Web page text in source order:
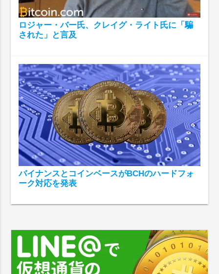
ロジャー・バー氏、クレイグ・ライト氏に「騙
された」と言及
バイナンスとコインベースがBCHのハードフォ
ーク対応を発表